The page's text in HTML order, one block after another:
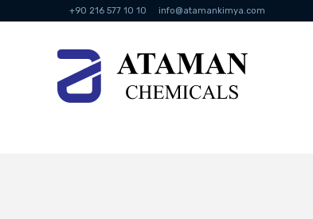
+90 216 577 10 10 info@atamankimya.com